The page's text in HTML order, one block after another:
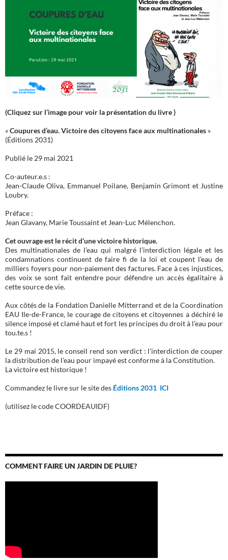
(Cliquez sur l’image pour voir la présentation du livre )
«Coupures d’eau. Victoire des citoyens face aux multinationales »
(Éditions 2031)
Publié le 29 mai 2021
Co-auteur.e.s :
Jean-Claude Oliva, Emmanuel Poilane, Benjamin Grimont et Justine
Loubry.
Préface :
Jean Glavany, Marie Toussaint et Jean-Luc Mélenchon.
Cet ouvrage est le récit d’une victoire historique.
Des multinationales de l’eau qui malgré l’interdiction légale et les
condamnations continuent de faire fi de la loi et coupent l’eau de
milliers foyers pour non-paiement des factures. Face à ces injustices,
des voix se sont fait entendre pour défendre un accès égalitaire à
cette source de vie.
Aux côtés de la Fondation Danielle Mitterrand et de la Coordination
EAU Ile-de-France, le courage de citoyens et citoyennes a déchiré le
silence imposé et clamé haut et fort les principes du droit à l’eau pour
tou.te.s !
Le 29 mai 2015, le conseil rend son verdict : l’interdiction de couper
la distribution de l’eau pour impayé est conforme à la Constitution.
La victoire est historique !
Commandez le livre sur le site des Éditions 2031 ICI
(utilisez le code COORDEAUIDF)
COMMENT FAIRE UN JARDIN DE PLUIE?